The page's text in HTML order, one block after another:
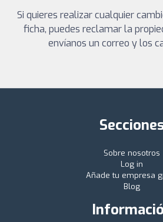
Si quieres realizar cualquier
ficha, puedes reclamar la
envíanos un correo y los
Sobre nosotros
Log in
Añade tu empresa
Blog